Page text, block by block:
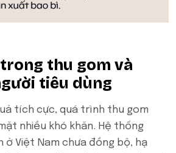
thu gom và
tiêu dùng
tích cực, quá trình thu gom
nhiều khó khăn. Hệ thống
ở Việt Nam chưa đồng bộ, hạ